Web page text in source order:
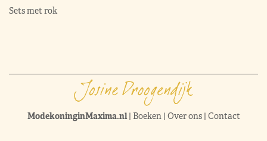
Sets met rok
ModekoninginMaxima.nl| Boeken| Over ons| Contact